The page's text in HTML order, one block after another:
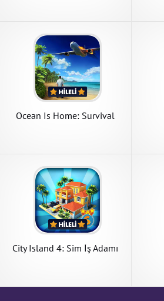
Ocean Is Home: Survival
City Island 4: Sim İş Adamı